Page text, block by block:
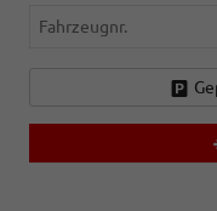
Fahrzeugnr.